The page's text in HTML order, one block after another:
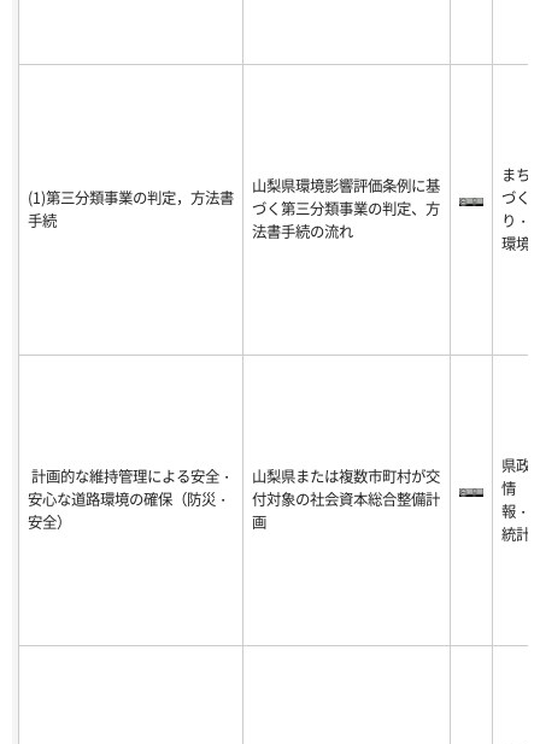
(1)第三分類事業の判定，方法書
手続
山梨県環境影響評価条例に基
づく第三分類事業の判定、方
法書手続の流れ
まち
づく
り・
環境
計画的な維持管理による安全・
安心な道路環境の確保（防災・
安全）
山梨県または複数市町村が交
付対象の社会資本総合整備計
画
県政
情
報・
統計